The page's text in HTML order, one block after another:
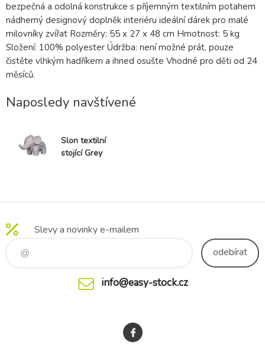
bezpečná a odolná konstrukce s příjemným textilním potahem
nádherný designový doplněk interiéru ideální dárek pro malé
milovníky zvířat Rozměry: 55 x 27 x 48 cm Hmotnost: 5 kg
Složení: 100% polyester Údržba: není možné prát, pouze
čistěte vlhkým hadříkem a ihned osušte Vhodné pro děti od 24
měsíců.
Naposledy navštívené
Slon textilní
stojící Grey
Slevy a novinky e-mailem
odebírat
info@easy-stock.cz